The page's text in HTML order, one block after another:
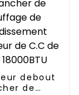
debout
de